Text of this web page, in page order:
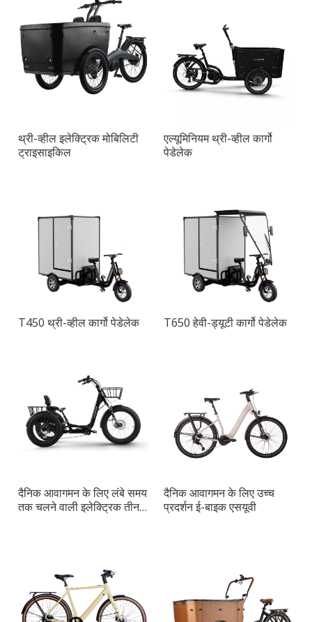
थ्री-व्हील इलेक्ट्रिक मोबिलिटी
ट्राइसाइकिल
एल्यूमिनियम थ्री-व्हील कार्गो
पेडेलेक
T450 थ्री-व्हील कार्गो पेडेलेक T650 हेवी-ड्यूटी कार्गो पेडेलेक
दैनिक आवागमन के लिए लंबे समय
तक चलने वाली इलेक्ट्रिक तीन-
दैनिक आवागमन के लिए उच्च
प्रदर्शन ई-बाइक एसयूवी